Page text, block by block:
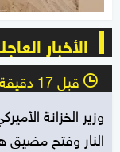
الأخبار
l قبل 17 دقيقة
وزير الخزانة
النار وفتح مضيق